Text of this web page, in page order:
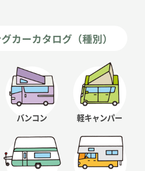
カーカタログ（種別）
バンコン 軽キャンパー